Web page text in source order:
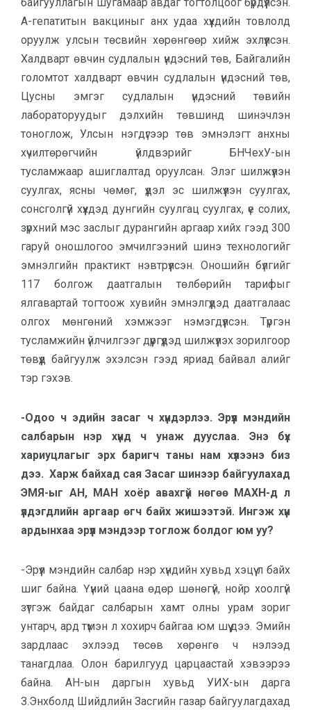
А-гепатитын вакциныг анх удаа хүүхдийн товлолд
оруулж улсын төсвийн хөрөнгөөр хийж эхлүүлсэн.
Халдварт өвчин судлалын үндэсний төв, Байгалийн
голомтот халдварт өвчин судлалын үндэсний төв,
Цусны эмгэг судлалын үндэсний төвийн
лабораторуудыг дэлхийн төвшинд шинэчлэн
тоноглож, Улсын нэгдүгээр төв эмнэлэгт анхны
хүчилтөрөгчийн үйлдвэрийг БНЧехУ-ын
тусламжаар ашиглалтад оруулсан. Элэг шилжүүлэн
суулгах, ясны чөмөг, үүдэл эс шилжүүлэн суулгах,
сонсголгүй хүүхдэд дунгийн суулгац суулгах, үе солих,
зүрхний мэс заслыг дурангийн аргаар хийх гээд 300
гаруй оношлогоо эмчилгээний шинэ технологийг
эмнэлгийн практикт нэвтрүүлсэн. Оношийн бүлгийг
117 болгож даатгалын төлбөрийн тарифыг
ялгавартай тогтоож хувийн эмнэлгүүдэд даатгалаас
олгох мөнгөний хэмжээг нэмэгдүүлсэн. Түргэн
тусламжийн үйлчилгээг дүүргүүдэд шилжүүлэх зорилгоор
төвүүд байгуулж эхэлсэн гээд яриад байвал алийг
тэр гэхэв.
-Одоо ч эдийн засаг ч хүндэрлээ. Эрүүл мэндийн
салбарын нэр хүнд ч унаж дууслаа. Энэ бүх
хариуцлагыг эрх баригч таны нам хүлээнэ биз
дээ. Харж байхад сая Засаг шинээр байгуулахад
ЭМЯ-ыг АН, МАН хоёр авахгүй нөгөө МАХН-д л
үлдэгдлийн аргаар өгч байх жишээтэй. Ингэж хүн
ардынхаа эрүүл мэндээр тоглож болдог юм уу?
-Эрүүл мэндийн салбар нэр хүндийн хувьд хэцүү л байх
шиг байна. Үүний цаана өдөр шөнөгүй, нойр хоолгүй
зүтгэж байдаг салбарын хамт олны урам зориг
унтарч, ард түмэн л хохирч байгаа юм шүү дээ. Эмийн
зардлаас эхлээд төсөв хөрөнгө ч нэлээд
танагдлаа. Олон барилгууд царцаастай хэвээрээ
байна. АН-ын даргын хувьд УИХ-ын дарга
З.Энхболд Шийдлийн Засгийн газар байгуулагдахад